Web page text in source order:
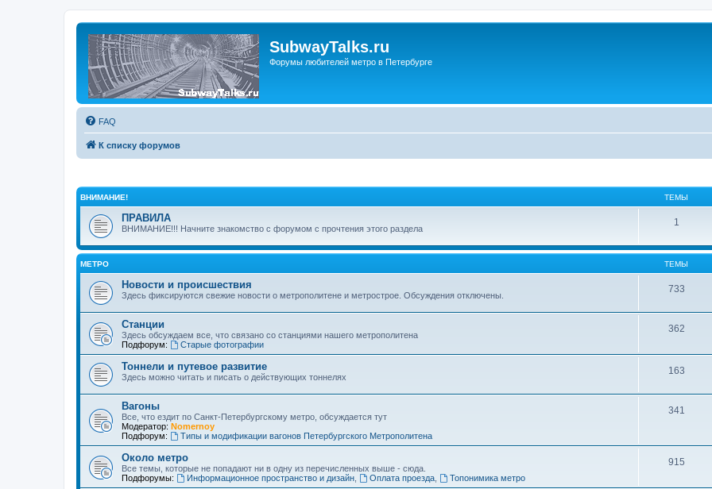
SubwayTalks.ru
Форумы любителей метро в Петербурге
FAQ
К списку форумов
ВНИМАНИЕ! ТЕМЫ
ПРАВИЛА
ВНИМАНИЕ!!! Начните знакомство с форумом с прочтения этого раздела
1
МЕТРО ТЕМЫ
Новости и происшествия
Здесь фиксируются свежие новости о метрополитене и метрострое. Обсуждения отключены.
733
Станции
Здесь обсуждаем все, что связано со станциями нашего метрополитена
Подфорум:
Старые фотографии
362
Тоннели и путевое развитие
Здесь можно читать и писать о действующих тоннелях
163
Вагоны
Все, что ездит по Санкт-Петербургскому метро, обсуждается тут
Модератор: Nomernoy
Подфорум:
Типы и модификации вагонов Петербургского Метрополитена
341
Около метро
Все темы, которые не попадают ни в одну из перечисленных выше - сюда.
Подфорумы:
Информационное пространство и дизайн, Оплата проезда, Топонимика метро
915